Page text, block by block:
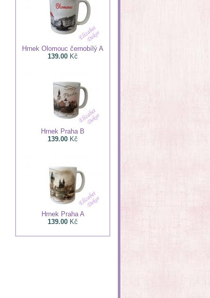
Hrnek Olomouc černobílý A
139.00 Kč
Hrnek Praha B
139.00 Kč
Hrnek Praha A
139.00 Kč